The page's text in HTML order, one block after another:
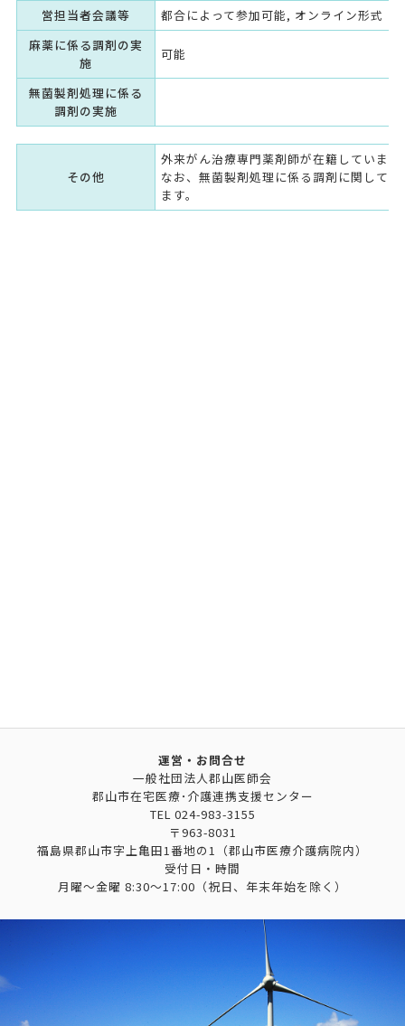
営担当者会議等
都合によって参加可能, オンライン形式（
麻薬に係る調剤の実
施
可能
無菌製剤処理に係る
調剤の実施
その他
外来がん治療専門薬剤師が在籍しています
なお、無菌製剤処理に係る調剤に関して
ます。
運営・お問合せ
一般社団法人郡山医師会
郡山市在宅医療･介護連携支援センター
TEL 024-983-3155
〒963-8031
福島県郡山市字上亀田1番地の1（郡山市医療介護病院内）
受付日・時間
月曜～金曜 8:30～17:00（祝日、年末年始を除く）